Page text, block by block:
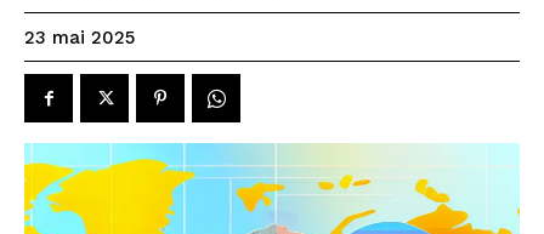
23 mai 2025